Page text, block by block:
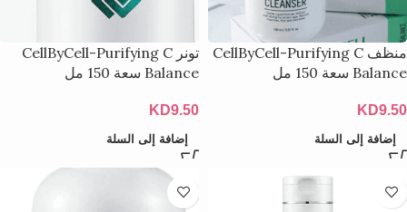
منظف ​​CellByCell-Purifying C
Balance سعة 150 مل
KD9.50
إضافة إلى السلة
تونر CellByCell-Purifying C
Balance سعة 150 مل
KD9.50
إضافة إلى السلة